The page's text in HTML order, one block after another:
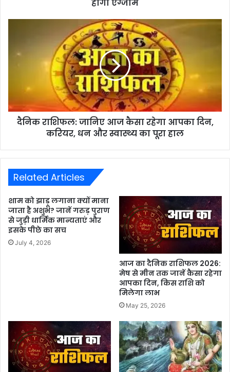
होगा एग्जाम
दैनिक राशिफल: जानिए आज कैसा रहेगा आपका दिन,
करियर, धन और स्वास्थ्य का पूरा हाल
Related Articles
शाम को झाड़ू लगाना क्यों माना
जाता है अशुभ? जानें गरुड़ पुराण
से जुड़ी धार्मिक मान्यताएं और
इसके पीछे का सच
July 4, 2026
आज का दैनिक राशिफल 2026:
मेष से मीन तक जानें कैसा रहेगा
आपका दिन, किस राशि को
मिलेगा लाभ
May 25, 2026